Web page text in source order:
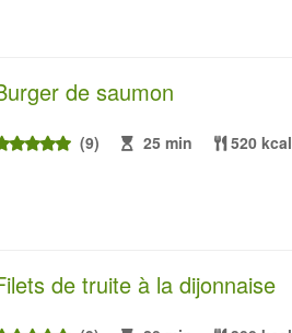
de saumon
(9) 25 min 520 kcal
de truite à la dijonnaise